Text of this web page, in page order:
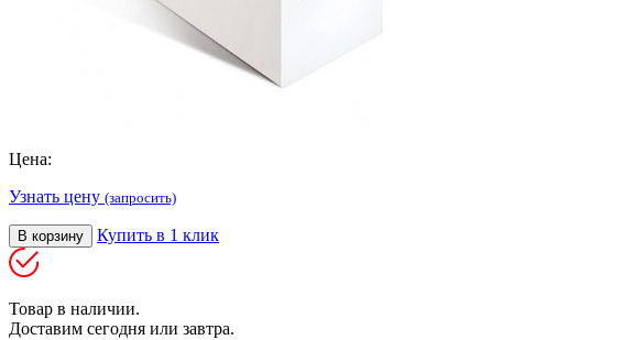
Цена:
Узнать цену (запросить)
В корзину Купить в 1 клик
Товар в наличии.
Доставим сегодня или завтра.